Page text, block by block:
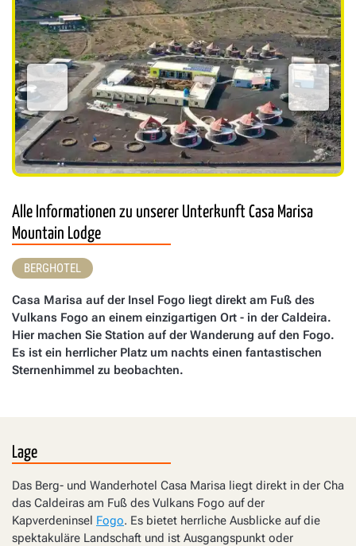
Alle Informationen zu unserer Unterkunft Casa Marisa
Mountain Lodge
BERGHOTEL
Casa Marisa auf der Insel Fogo liegt direkt am Fuß des
Vulkans Fogo an einem einzigartigen Ort - in der Caldeira.
Hier machen Sie Station auf der Wanderung auf den Fogo.
Es ist ein herrlicher Platz um nachts einen fantastischen
Sternenhimmel zu beobachten.
Lage
Das Berg- und Wanderhotel Casa Marisa liegt direkt in der Cha
das Caldeiras am Fuß des Vulkans Fogo auf der
Kapverdeninsel Fogo. Es bietet herrliche Ausblicke auf die
spektakuläre Landschaft und ist Ausgangspunkt oder